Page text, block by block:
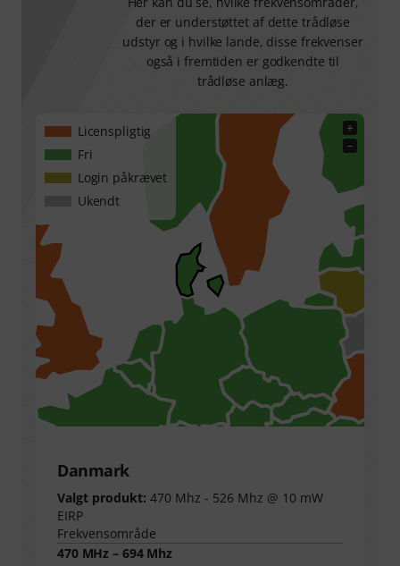
der er understøttet af dette trådløse
udstyr og i hvilke lande, disse frekvenser
også i fremtiden er godkendte til
trådløse anlæg.
+
−
Licenspligtig
Fri
Login påkrævet
Ukendt
Danmark
Valgt produkt: 470 Mhz - 526 Mhz @ 10 mW
EIRP
Frekvensområde
470 MHz – 694 Mhz